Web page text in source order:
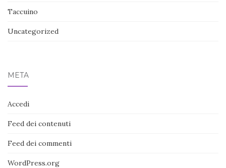
Taccuino
Uncategorized
META
Accedi
Feed dei contenuti
Feed dei commenti
WordPress.org